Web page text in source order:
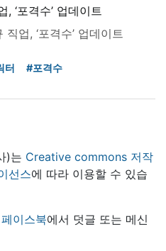
업, ‘포격수’ 업데이트
터 #포격수
)는 Creative commons 저작
선스에 따라 이용할 수 있습
이스북에서 덧글 또는 메신